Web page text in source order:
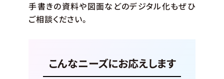
手書きの資料や図面などのデジタル化もぜひ
ご相談ください。
こんなニーズにお応えします